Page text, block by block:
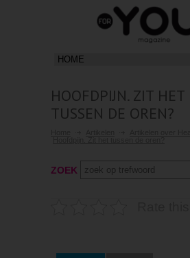
HOOFDPIJN. ZIT HET
TUSSEN DE OREN?
ZOEK